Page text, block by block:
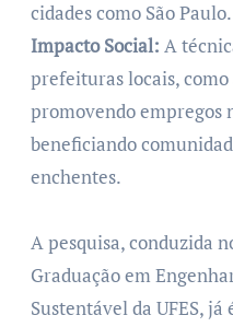
cidades como São Paulo.
Impacto Social: A
prefeituras locais,
promovendo empregos
beneficiando
enchentes.
A pesquisa, conduzida
Graduação em
Sustentável da UFES,